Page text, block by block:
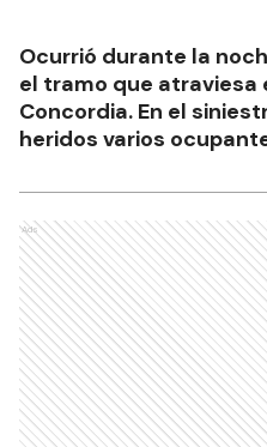
Ocurrió durante la
el tramo que
Concordia. En el
heridos varios
Ads